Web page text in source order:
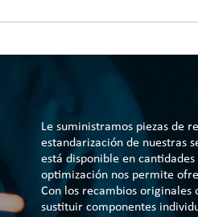
Le suministramos piezas de
estandarización de nuestras
está disponible en
optimización nos permite
Con los recambios originales
sustituir componentes